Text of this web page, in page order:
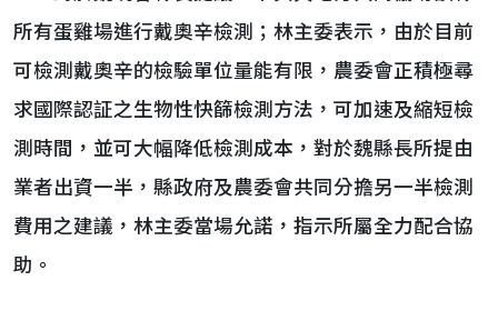
所有蛋雞場進行戴奧辛檢測；林主委表示，由於目前
可檢測戴奧辛的檢驗單位量能有限，農委會正積極尋
求國際認証之生物性快篩檢測方法，可加速及縮短檢
測時間，並可大幅降低檢測成本，對於魏縣長所提由
業者出資一半，縣政府及農委會共同分擔另一半檢測
費用之建議，林主委當場允諾，指示所屬全力配合協
助。